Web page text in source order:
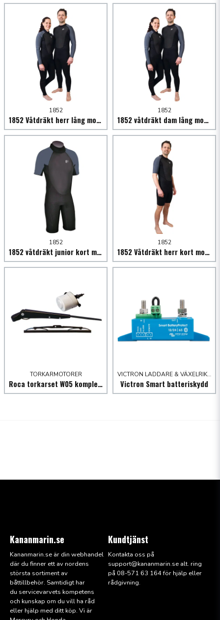
1852
1852 Våtdräkt herr lång modell 3/2 mm svart/grå
1852
1852 våtdräkt dam lång modell 3/2mm svart/grå
1852
1852 våtdräkt junior kort modell 3/2mm svart/grå stl.
1852
1852 Våtdräkt herr kort modell svart/grå
TORKARMOTORER
Roca torkarset W05 komplett
VICTRON LADDARE & VÄXELRIKTARE
Victron Smart batteriskydd
email
Ja, ni får publicera min fråga
Kananmarin.se
Kananmarin.se är din webhandel
där du finner ett av nordens
största sortiment av
båttillbehör. Samtidigt har
du servicevarvets kompetens
och kunskap om du vill ha råd
eller hjälp med ditt köp. Vi är
Kundtjänst
Kontakta oss på
support@kananmarin.se alt. ring
på 08-571 63 164 för hjälp eller
rådgivning.